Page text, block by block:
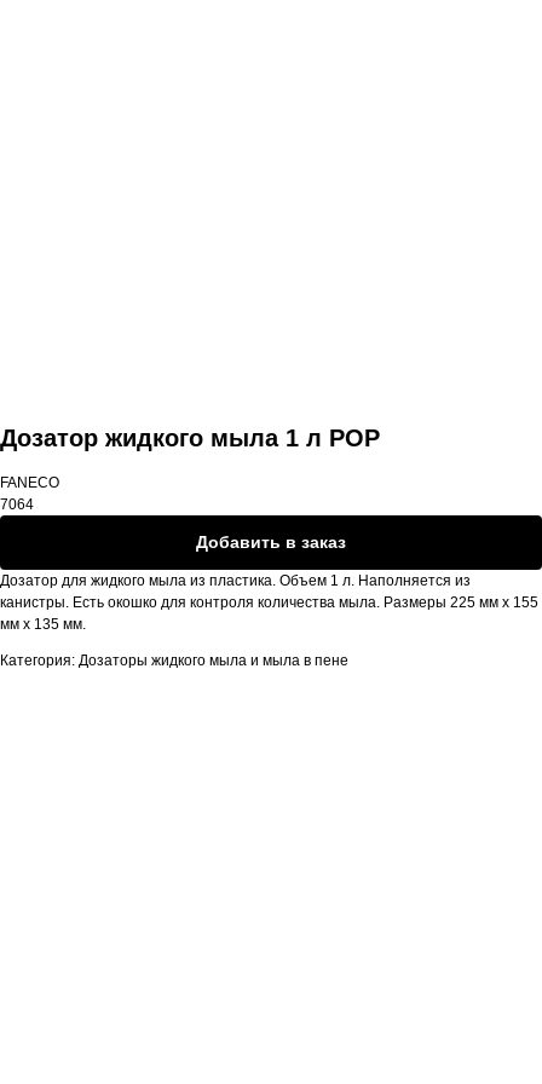
Дозатор жидкого мыла 1 л POP
FANECO
7064
Добавить в заказ
Дозатор для жидкого мыла из пластика. Объем 1 л. Наполняется из
канистры. Есть окошко для контроля количества мыла. Размеры 225 мм х 155
мм х 135 мм.
Категория: Дозаторы жидкого мыла и мыла в пене